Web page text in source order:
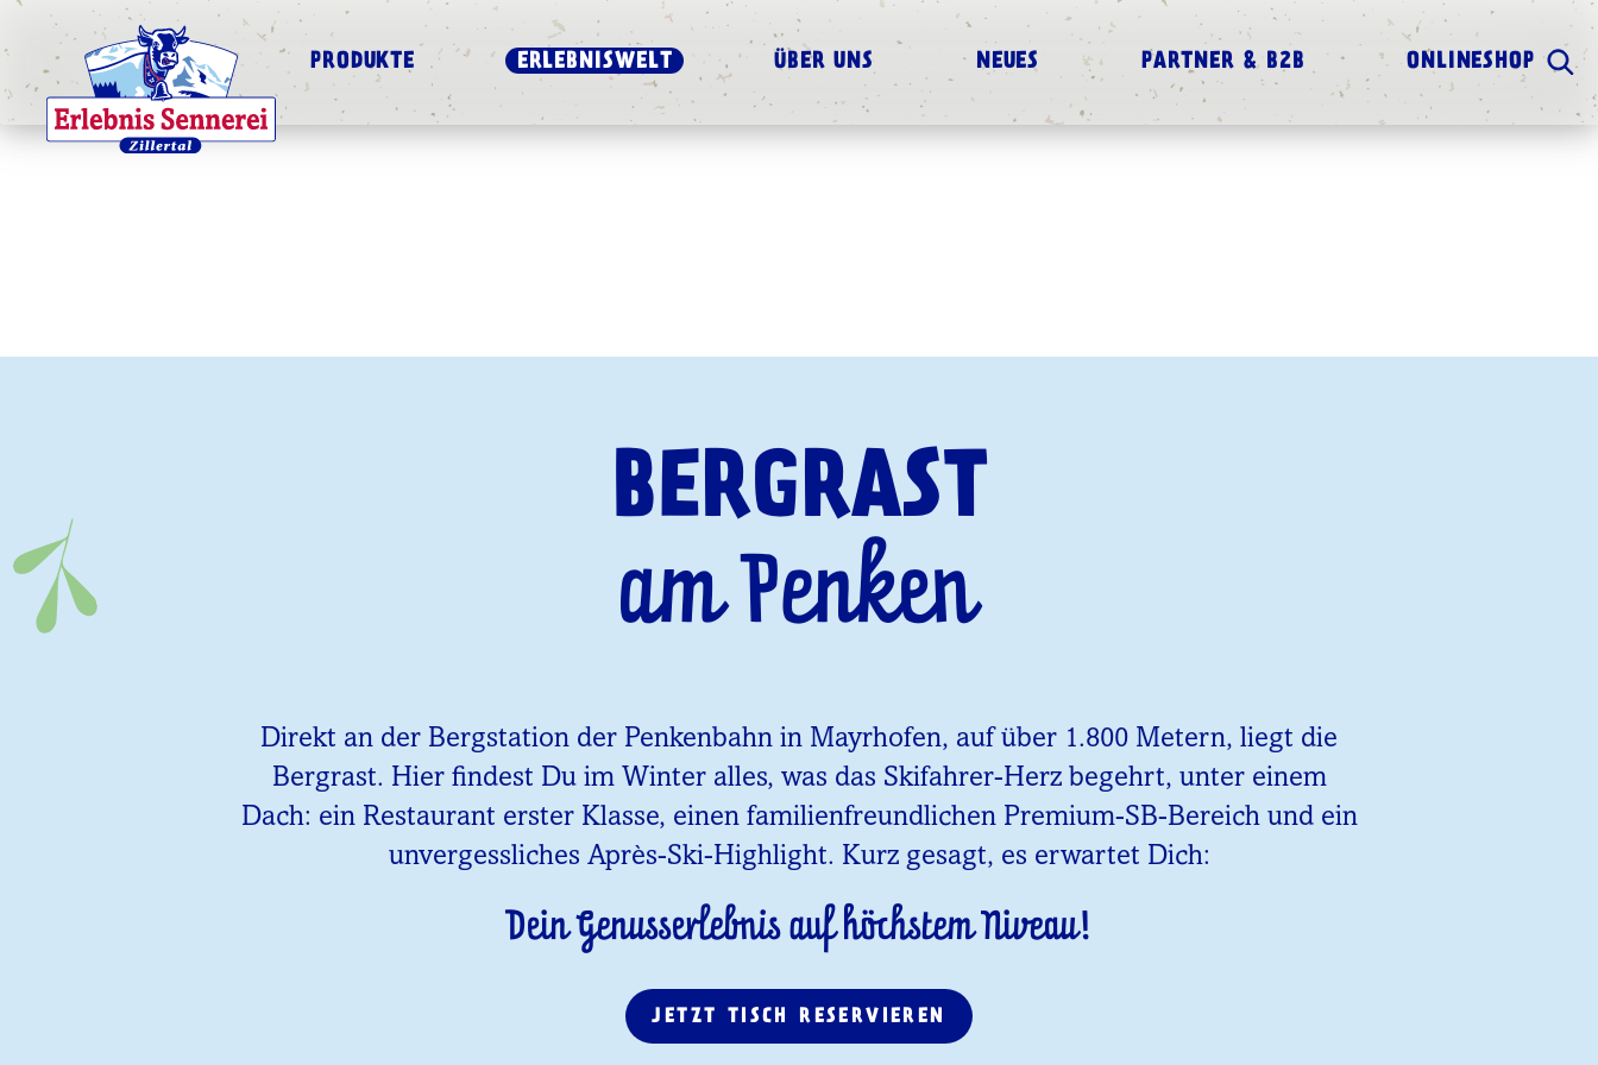
PRODUKTE ERLEBNISWELT ÜBER UNS NEUES PARTNER & B2B ONLINESHOP
BERGRAST
am Penken
Direkt an der Bergstation der Penkenbahn in Mayrhofen, auf über 1.800 Metern, liegt die
Bergrast. Hier findest Du im Winter alles, was das Skifahrer-Herz begehrt, unter einem
Dach: ein Restaurant erster Klasse, einen familienfreundlichen Premium-SB-Bereich und ein
unvergessliches Après-Ski-Highlight. Kurz gesagt, es erwartet Dich:
Dein Genusserlebnis auf höchstem Niveau!
JETZT TISCH RESERVIEREN